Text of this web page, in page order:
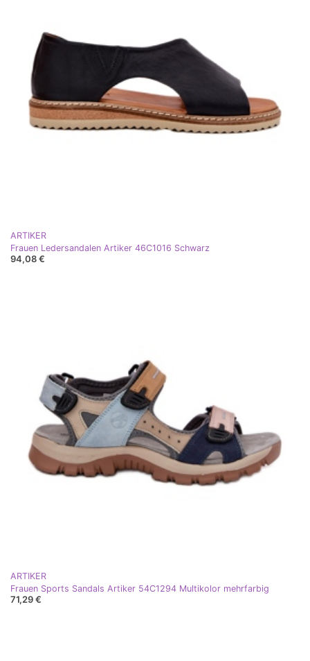
ARTIKER
Frauen Ledersandalen Artiker 46C1016 Schwarz
94,08 €
ARTIKER
Frauen Sports Sandals Artiker 54C1294 Multikolor mehrfarbig
71,29 €